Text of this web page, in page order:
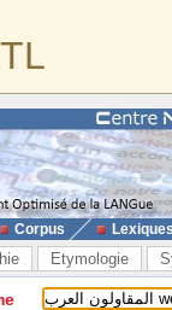
Corpus
Etymologie